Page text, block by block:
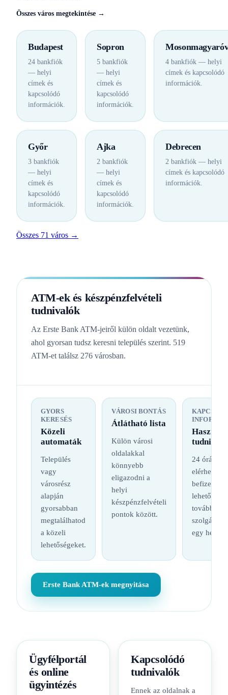
Összes város megtekintése →
Budapest
24 bankfiók
— helyi
címek és
kapcsolódó
információk.
Sopron
5 bankfiók
— helyi
címek és
kapcsolódó
információk.
4 bankfiók — helyi
címek és kapcsolódó
információk.
Győr
3 bankfiók
— helyi
címek és
kapcsolódó
információk.
Ajka
2 bankfiók
— helyi
címek és
kapcsolódó
információk.
Debrecen
2 bankfiók — helyi
címek és kapcsolódó
információk.
Összes 71 város →
ATM-ek és készpénzfelvételi
tudnivalók
Az Erste Bank ATM-jeiről külön oldalt vezetünk,
ahol gyorsan tudsz keresni település szerint. 519
ATM-et találsz 276 városban.
GYORS
KERESÉS
Közeli
automaták
Település
vagy
városrész
alapján
gyorsabban
megtalálhatod
a közeli
lehetőségeket.
VÁROSI BONTÁS
Átlátható lista
Külön városi
oldalakkal
könnyebb
eligazodni a
helyi
készpénzfelvételi
pontok között.
Hasznos
24 órás
befizetési
lehetőség
további
egy
Erste Bank ATM-ek megnyitása
Ügyfélportál
és online
ügyintézés
Kapcsolódó
tudnivalók
Ennek az oldalnak a